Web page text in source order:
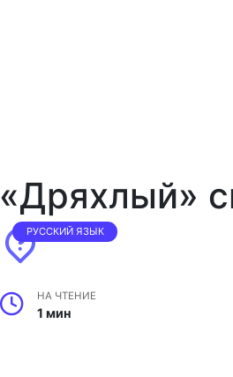
«Дряхлый»
РУССКИЙ ЯЗЫК
НА ЧТЕНИЕ
1 мин